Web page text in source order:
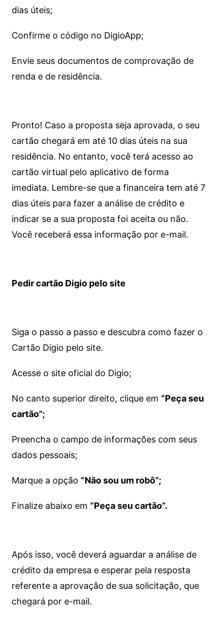
dias úteis;
Confirme o código no DigioApp;
Envie seus documentos de comprovação de
renda e de residência.
Pronto! Caso a proposta seja aprovada, o seu
cartão chegará em até 10 dias úteis na sua
residência. No entanto, você terá acesso ao
cartão virtual pelo aplicativo de forma
imediata. Lembre-se que a financeira tem até 7
dias úteis para fazer a análise de crédito e
indicar se a sua proposta foi aceita ou não.
Você receberá essa informação por e-mail.
Pedir cartão Digio pelo site
Siga o passo a passo e descubra como fazer o
Cartão Digio pelo site.
Acesse o site oficial do Digio;
No canto superior direito, clique em “Peça seu
cartão”;
Preencha o campo de informações com seus
dados pessoais;
Marque a opção “Não sou um robô”;
Finalize abaixo em “Peça seu cartão”.
Após isso, você deverá aguardar a análise de
crédito da empresa e esperar pela resposta
referente a aprovação de sua solicitação, que
chegará por e-mail.